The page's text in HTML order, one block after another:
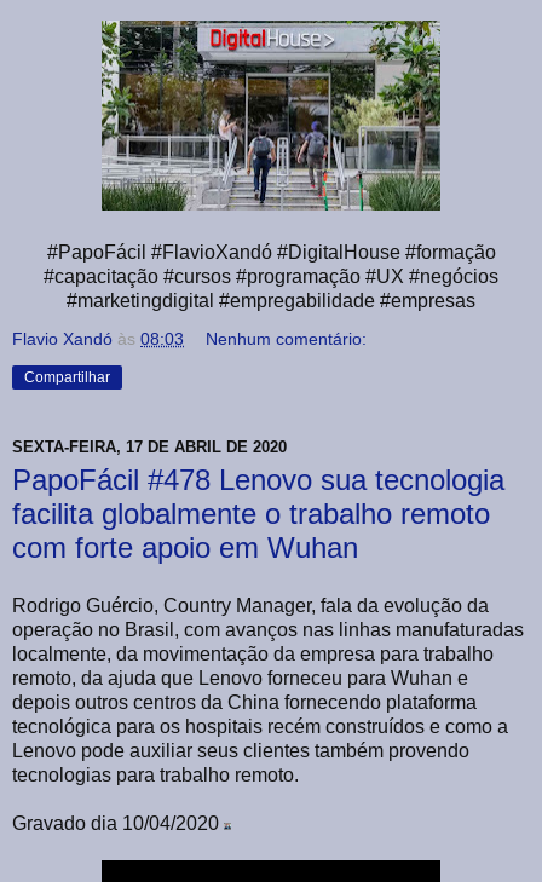
#PapoFácil #FlavioXandó #DigitalHouse #formação
#capacitação #cursos #programação #UX #negócios
#marketingdigital #empregabilidade #empresas
Flavio Xandó às 08:03 Nenhum comentário:
Compartilhar
SEXTA-FEIRA, 17 DE ABRIL DE 2020
PapoFácil #478 Lenovo sua tecnologia
facilita globalmente o trabalho remoto
com forte apoio em Wuhan
Rodrigo Guércio, Country Manager, fala da evolução da
operação no Brasil, com avanços nas linhas manufaturadas
localmente, da movimentação da empresa para trabalho
remoto, da ajuda que Lenovo forneceu para Wuhan e
depois outros centros da China fornecendo plataforma
tecnológica para os hospitais recém construídos e como a
Lenovo pode auxiliar seus clientes também provendo
tecnologias para trabalho remoto.
Gravado dia 10/04/2020